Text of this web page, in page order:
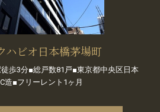
ハビオ日本橋茅場町
歩3分■総戸数81戸■東京都中央区日本
造■フリーレント1ヶ月